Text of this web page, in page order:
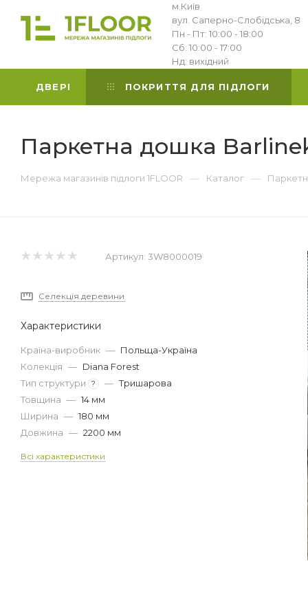
м.Київ
вул. Саперно-Слобідська, 8
Пн - Пт: 10:00 - 18:00
Сб: 10:00 - 17:00
Нд: вихідний
ДВЕРІ ПОКРИТТЯ ДЛЯ ПІДЛОГИ
Паркетна дошка
Мережа магазинів підлоги 1FLOOR — Каталог —
Артикул: 3W8000019
Селекція деревини
Характеристики
Країна-виробник — Польща-Україна
Колекція — Diana Forest
Тип структури
? — Тришарова
Товщина — 14 мм
Ширина — 180 мм
Довжина — 2200 мм
Всі характеристики